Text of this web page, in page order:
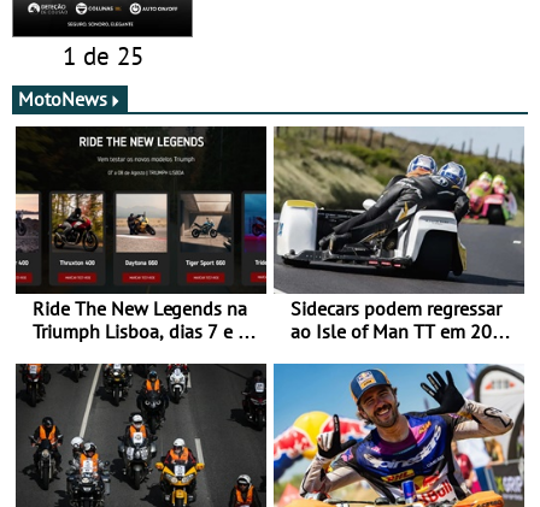
1 de 25
MotoNews
Ride The New Legends na
Triumph Lisboa, dias 7 e 8
Sidecars podem regressar
ao Isle of Man TT em 2027